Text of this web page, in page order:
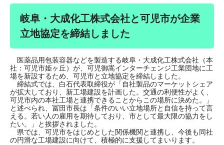
岐阜・大成化工株式会社と可児市が企業
立地協定を締結しました
医薬品用包装容器などを製造する岐阜・大成化工株式会社（本
社：可児市姫ヶ丘）が、可児御嵩インターチェンジ工業団地に工
場を新設するため、可児市と立地協定を締結しました。
締結式では、白石代表取締役が「自社製品のマーケットシェア
が拡大しており、新工場建設を計画した。交通の利便性がよく、
可児市内の本社工場と連携できることからこの場所に決めた。」
と述べられ、冨田市長は「条件のいい立地場所と自信を持って言
える。若い人の雇用を期待しており、市として最大限の協力をし
たい。」と挨拶されました。
県では、可児市をはじめとした関係機関と連携し、今後も同社
の円滑な工場建設に向けて、積極的に支援してまいります。